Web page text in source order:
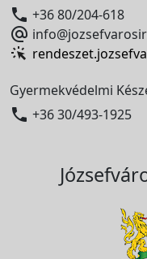
 +36 80/204-618

Gyermekvédelmi
 +36 30/493-1925